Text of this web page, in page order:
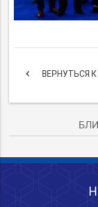
keyboard_arrow_left ВЕРНУТЬСЯ